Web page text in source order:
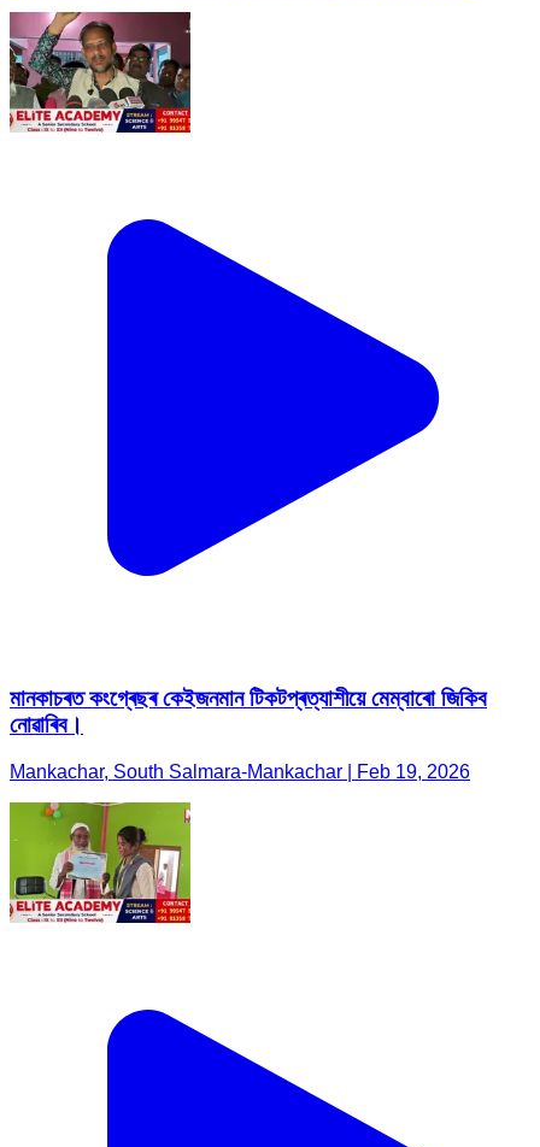
মানকাচৰত কংগ্ৰেছৰ কেইজনমান টিকটপ্ৰত্যাশীয়ে মেম্বাৰো জিকিব
নোৱাৰিব।
Mankachar, South Salmara-Mankachar | Feb 19, 2026